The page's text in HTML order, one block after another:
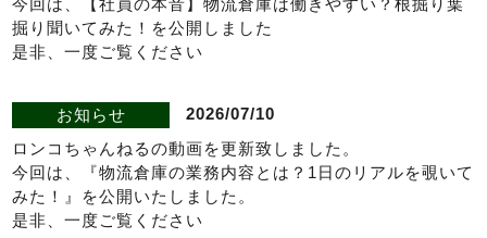
掘り聞いてみた！を公開しました
是非、一度ご覧ください
お知らせ
2026/07/10
ロンコちゃんねるの動画を更新致しました。
今回は、『物流倉庫の業務内容とは？1日のリアルを覗いて
みた！』を公開いたしました。
是非、一度ご覧ください